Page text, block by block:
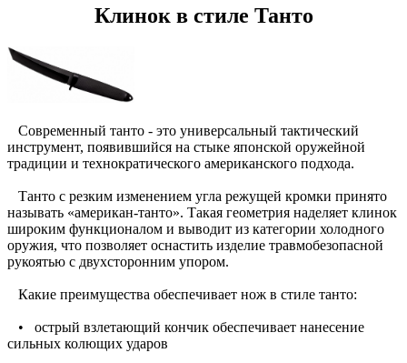
Клинок в стиле Танто
Современный танто - это универсальный тактический
инструмент, появившийся на стыке японской оружейной
традиции и технократического американского подхода.
Танто с резким изменением угла режущей кромки принято
называть «американ-танто». Такая геометрия наделяет клинок
широким функционалом и выводит из категории холодного
оружия, что позволяет оснастить изделие травмобезопасной
рукоятью с двухсторонним упором.
Какие преимущества обеспечивает нож в стиле танто:
• острый взлетающий кончик обеспечивает нанесение
сильных колющих ударов